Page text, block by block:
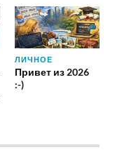
ЛИЧНОЕ
Привет из 2026
:-)